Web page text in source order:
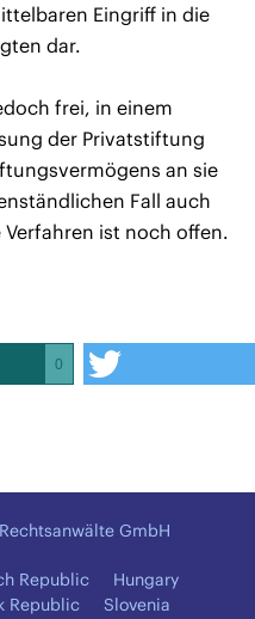
Eingriff in die
dar.
frei, in einem
der Privatstiftung
an sie
Fall auch
ist noch offen.
0
GmbH
Republic
Hungary
Republic Slovenia